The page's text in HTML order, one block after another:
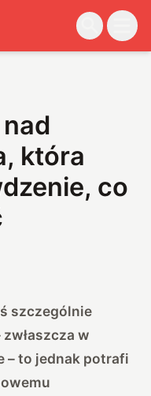
która
co
szczególnie
w
– to jednak potrafi